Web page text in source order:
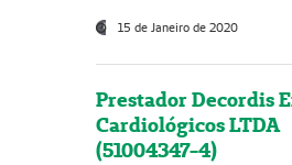
15 de Janeiro de 2020
Prestador Decordis
Cardiológicos LTDA
(51004347-4)